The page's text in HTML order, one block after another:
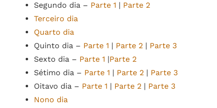
Segundo dia – Parte 1 | Parte 2
Terceiro dia
Quarto dia
Quinto dia – Parte 1 | Parte 2 | Parte 3
Sexto dia – Parte 1 |Parte 2
Sétimo dia – Parte 1 | Parte 2 | Parte 3
Oitavo dia – Parte 1 | Parte 2 | Parte 3
Nono dia